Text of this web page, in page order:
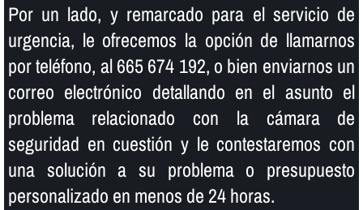
Por un lado, y remarcado para el servicio de
urgencia, le ofrecemos la opción de llamarnos
por teléfono, al 665 674 192, o bien enviarnos un
correo electrónico detallando en el asunto el
problema relacionado con la cámara de
seguridad en cuestión y le contestaremos con
una solución a su problema o presupuesto
personalizado en menos de 24 horas.